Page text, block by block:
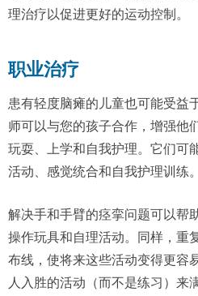
理治疗以促进更好的运动控制。
职业治疗
患有轻度脑瘫的儿童也可能受益
师可以与您的孩子合作，增强他
玩耍、上学和自我护理。它们可
活动、感觉统合和自我护理训练。
解决手和手臂的痉挛问题可以帮
操作玩具和自理活动。同样，重
布线，使将来这些活动变得更容
人入胜的活动（而不是练习）来